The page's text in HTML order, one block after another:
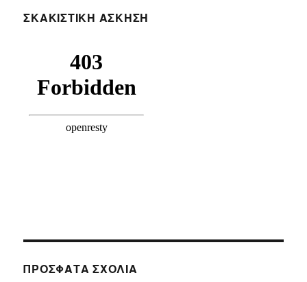
ΣΚΑΚΙΣΤΙΚΉ ΆΣΚΗΣΗ
ΠΡΌΣΦΑΤΑ ΣΧΌΛΙΑ